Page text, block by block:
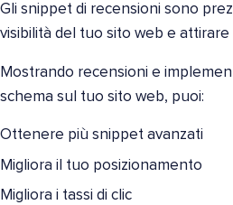
Gli snippet di recensioni sono
visibilità del tuo sito web e
Mostrando recensioni e
schema sul tuo sito web, puoi:
Ottenere più snippet avanzati
Migliora il tuo posizionamento
Migliora i tassi di clic